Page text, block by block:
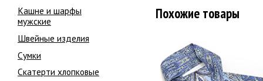
Кашне и шарфы
мужские
Швейные изделия
Сумки
Скатерти хлопковые
Похожие товары